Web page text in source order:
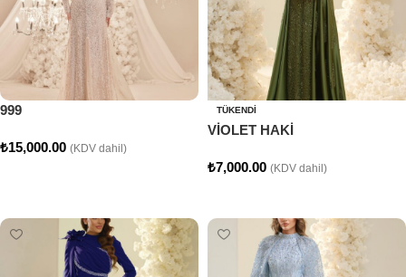
999
₺15,000.00 (KDV dahil)
TÜKENDI
VİOLET HAKİ
₺7,000.00 (KDV dahil)